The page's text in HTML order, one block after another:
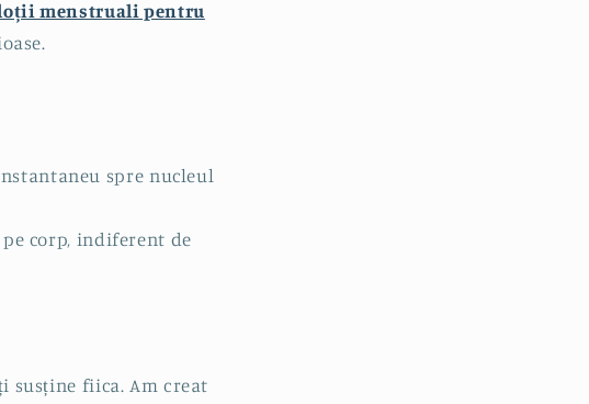
menstruali pentru
spre nucleul
corp, indiferent de
susține fiica. Am creat